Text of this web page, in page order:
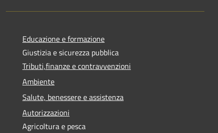
Educazione e formazione
Giustizia e sicurezza pubblica
Tributi,finanze e contravvenzioni
Ambiente
Salute, benessere e assistenza
Autorizzazioni
Agricoltura e pesca